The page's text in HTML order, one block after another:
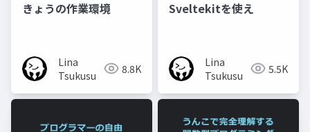
きょうの作業環境
Lina
Tsukusu
8.8K
Sveltekitを使え
Lina
Tsukusu
5.5K